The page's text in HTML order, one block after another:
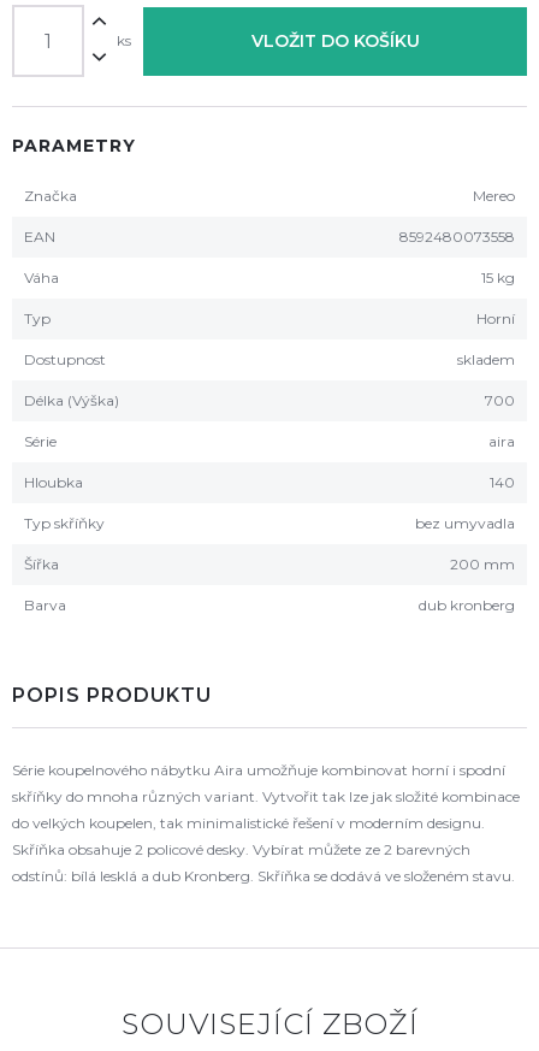
ks VLOŽIT DO KOŠÍKU
PARAMETRY
Značka Mereo
EAN 8592480073558
Váha 15 kg
Typ Horní
Dostupnost skladem
Délka (Výška) 700
Série aira
Hloubka 140
Typ skříňky bez umyvadla
Šířka 200 mm
Barva dub kronberg
POPIS PRODUKTU
Série koupelnového nábytku Aira umožňuje kombinovat horní i spodní
skříňky do mnoha různých variant. Vytvořit tak lze jak složité kombinace
do velkých koupelen, tak minimalistické řešení v moderním designu.
Skříňka obsahuje 2 policové desky. Vybírat můžete ze 2 barevných
odstínů: bílá lesklá a dub Kronberg. Skříňka se dodává ve složeném stavu.
SOUVISEJÍCÍ ZBOŽÍ